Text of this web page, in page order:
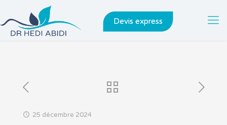
Devis express
25 décembre 2024